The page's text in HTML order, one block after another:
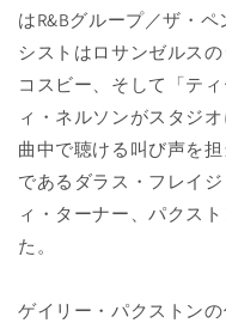
はR&Bグループ／ザ・
シストはロサンゼルス
コスビー、そして「テ
ィ・ネルソンがスタジ
曲中で聴ける叫び声を
であるダラス・フレイ
ィ・ターナー、パクス
た。
ゲイリー・パクストン